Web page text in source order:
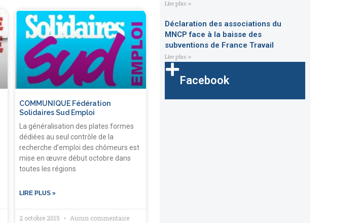
COMMUNIQUE Fédération
Solidaires Sud Emploi
La généralisation des plates formes
dédiées au seul contrôle de la
recherche d’emploi des chômeurs est
mise en œuvre début octobre dans
toutes les régions
LIRE PLUS »
2 octobre 2015 Aucun commentaire
Lire plus »
Déclaration des associations du
MNCP face à la baisse des
subventions de France Travail
Lire plus »
Facebook